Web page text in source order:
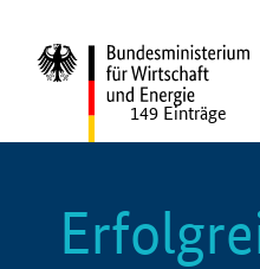
149 Einträge